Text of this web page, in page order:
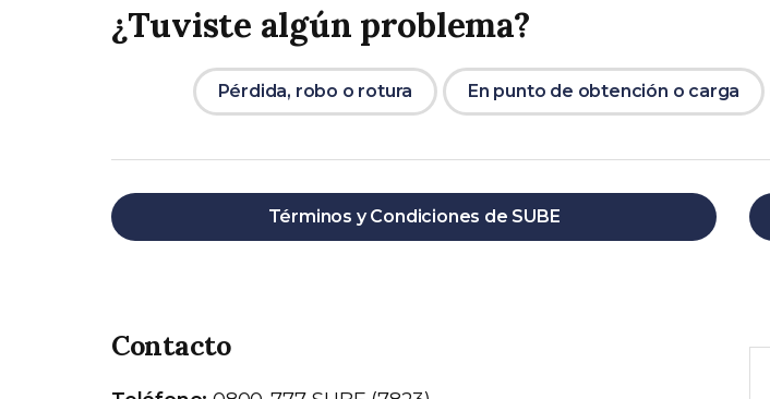
¿Tuviste algún problema?
Pérdida, robo o rotura En punto de obtención o carga
Términos y Condiciones de SUBE
Contacto